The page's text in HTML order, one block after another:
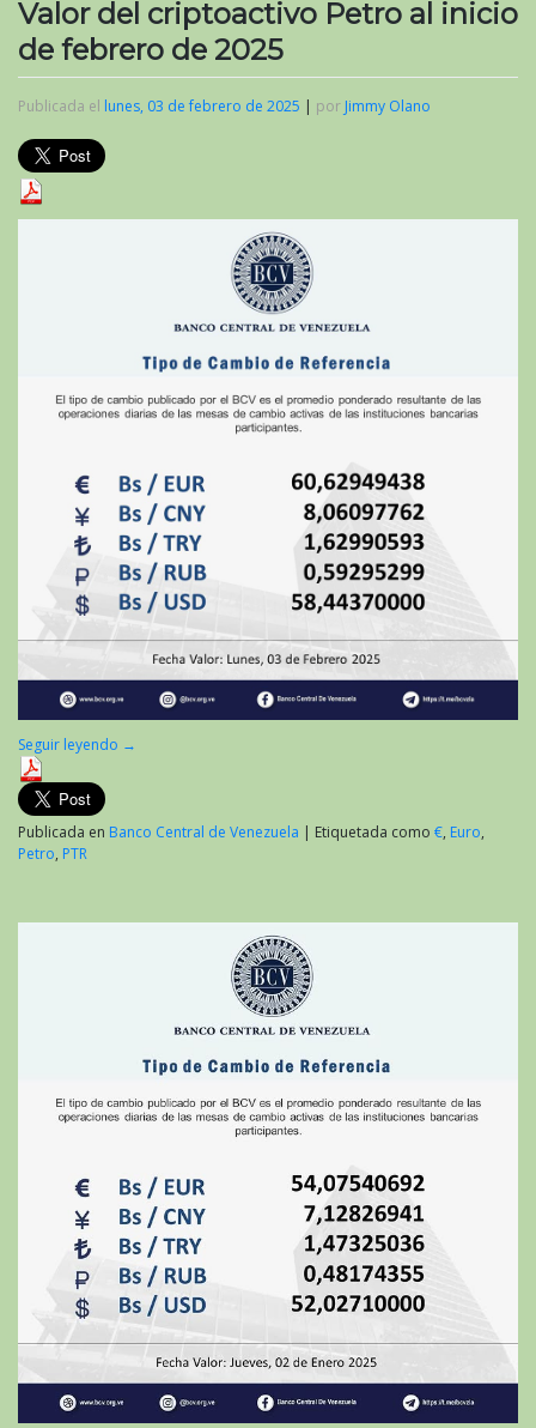
Valor del criptoactivo Petro al inicio
de febrero de 2025
Publicada el lunes, 03 de febrero de 2025 | por Jimmy Olano
Seguir leyendo →
Publicada en Banco Central de Venezuela | Etiquetada como €, Euro,
Petro, PTR